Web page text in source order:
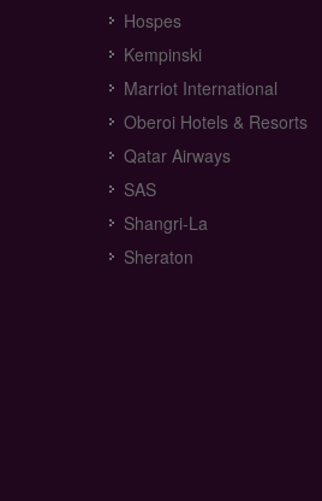
Hospes
Kempinski
Marriot International
Oberoi Hotels & Resorts
Qatar Airways
SAS
Shangri-La
Sheraton